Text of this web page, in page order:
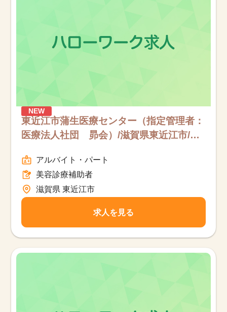
NEW
東近江市蒲生医療センター（指定管理者：
医療法人社団 昴会）/滋賀県東近江市/美
アルバイト・パート
美容診療補助者
滋賀県 東近江市
求人を見る